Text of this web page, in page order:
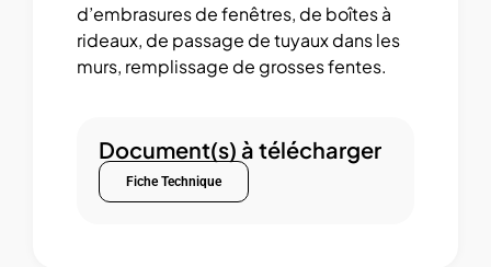
d’embrasures de fenêtres, de boîtes à
rideaux, de passage de tuyaux dans les
murs, remplissage de grosses fentes.
Document(s) à télécharger
Fiche Technique